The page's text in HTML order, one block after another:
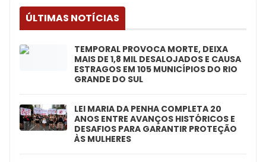
ÚLTIMAS NOTÍCIAS
TEMPORAL PROVOCA MORTE, DEIXA
MAIS DE 1,8 MIL DESALOJADOS E CAUSA
ESTRAGOS EM 105 MUNICÍPIOS DO RIO
GRANDE DO SUL
LEI MARIA DA PENHA COMPLETA 20
ANOS ENTRE AVANÇOS HISTÓRICOS E
DESAFIOS PARA GARANTIR PROTEÇÃO
ÀS MULHERES